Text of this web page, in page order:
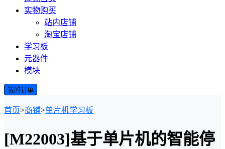
实物购买
站内店铺
淘宝店铺
学习板
元器件
模块
我的订单
首页>商铺>单片机学习板
[M22003]基于单片机的智能停